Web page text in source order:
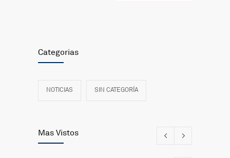
Categorias
NOTICIAS SIN CATEGORÍA
Mas Vistos